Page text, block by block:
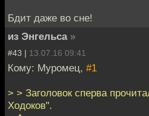
Бдит даже во сне!
из Энгельса »
#43 | 13.07.16 09:41
Кому: Муромец, #1
> > Заголовок сперва
Ходоков".